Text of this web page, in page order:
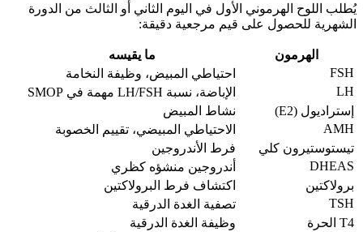
يُطلب اللوح الهرموني الأول في اليوم الثاني أو الثالث من الدورة
الشهرية للحصول على قيم مرجعية دقيقة:
الهرمون
ما يقيسه
FSH
احتياطي المبيض، وظيفة النخامة
LH
الإباضة، نسبة LH/FSH مهمة في SMOP
إستراديول (E2)
نشاط المبيض
AMH
الاحتياطي المبيضي، تقييم الخصوبة
تيستوستيرون كلي
فرط الأندروجين
DHEAS
أندروجين منشؤه كظري
برولاكتين
اكتشاف فرط البرولاكتين
TSH
تصفية الغدة الدرقية
T4 الحرة
وظيفة الغدة الدرقية